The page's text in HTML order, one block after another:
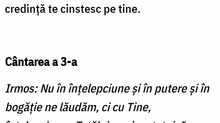
credinţă te cinstesc pe tine.
Cântarea a 3-a
Irmos: Nu în înţelepciune şi în putere şi în
bogăţie ne lăudăm, ci cu Tine,